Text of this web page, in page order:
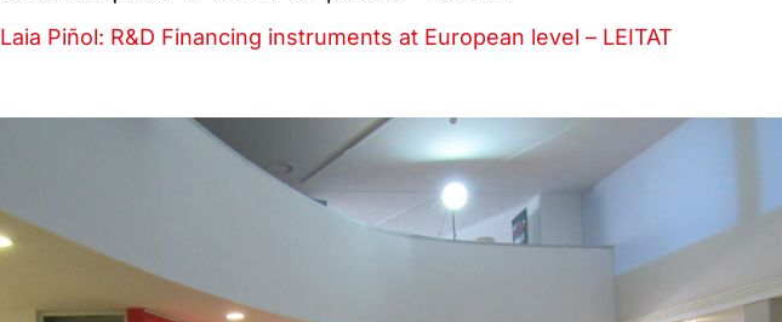
Laia Piñol: R&D Financing instruments at European level – LEITAT